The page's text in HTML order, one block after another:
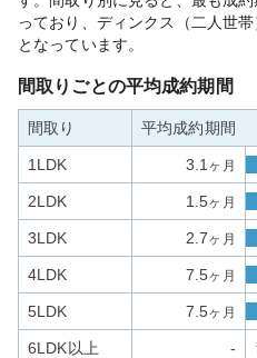
っており、ディンクス（二人世
となっています。
間取りごとの平均成約期間
間取り 平均成約期間
1LDK 3.1 ヶ月
2LDK 1.5ヶ月
3LDK 2.7ヶ月
4LDK 7.5ヶ月
5LDK 7.5ヶ月
6LDK以上 -